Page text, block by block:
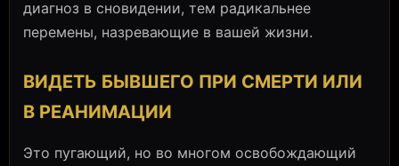
диагноз в сновидении, тем радикальнее
перемены, назревающие в вашей жизни.
ВИДЕТЬ БЫВШЕГО ПРИ СМЕРТИ ИЛИ
В РЕАНИМАЦИИ
Это пугающий, но во многом освобождающий